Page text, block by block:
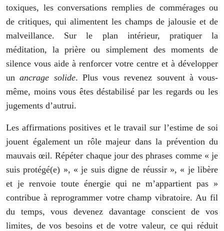
toxiques, les conversations remplies de commérages ou
de critiques, qui alimentent les champs de jalousie et de
malveillance. Sur le plan intérieur, pratiquer la
méditation, la prière ou simplement des moments de
silence vous aide à renforcer votre centre et à développer
unancrage solide. Plus vous revenez souvent à vous-
même, moins vous êtes déstabilisé par les regards ou les
jugements d’autrui.
Les affirmations positives et le travail sur l’estime de soi
jouent également un rôle majeur dans la prévention du
mauvais œil. Répéter chaque jour des phrases comme « je
suis protégé(e) », « je suis digne de réussir », « je libère
et je renvoie toute énergie qui ne m’appartient pas »
contribue à reprogrammer votre champ vibratoire. Au fil
du temps, vous devenez davantage conscient de vos
limites, de vos besoins et de votre valeur, ce qui réduit